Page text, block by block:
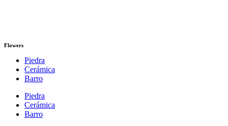
Flowers
Piedra
Cerámica
Barro
Piedra
Cerámica
Barro